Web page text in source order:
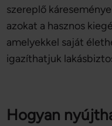
szereplő
azokat a hasznos
amelyekkel saját
igazíthatjuk
Hogyan